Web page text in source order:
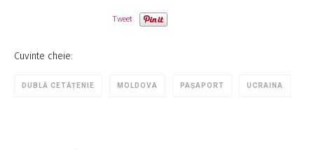
Tweet
Cuvinte cheie:
DUBLĂ CETĂȚENIE MOLDOVA PAȘAPORT UCRAINA